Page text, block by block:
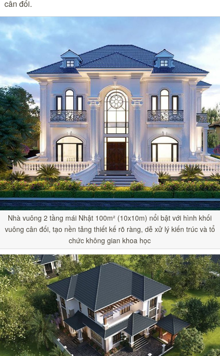
cân đối.
Nhà vuông 2 tầng mái Nhật 100m² (10x10m) nổi bật với hình khối
vuông cân đối, tạo nền tảng thiết kế rõ ràng, dễ xử lý kiến trúc và tổ
chức không gian khoa học